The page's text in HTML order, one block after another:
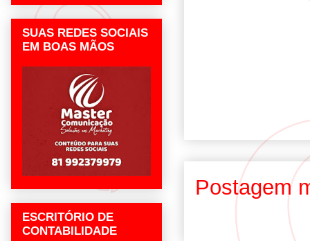
Postagem
SUAS REDES SOCIAIS
EM BOAS MÃOS
ESCRITÓRIO DE
CONTABILIDADE